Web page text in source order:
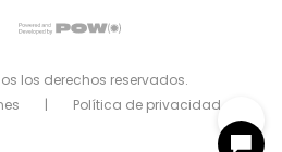
los derechos reservados.
| Política de privacidad
Markova Outlet